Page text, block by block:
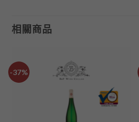
相關商品
-37%